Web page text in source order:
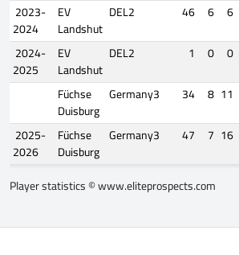
2023-
2024
EV
Landshut
DEL2 46 6 6
2024-
2025
EV
Landshut
DEL2 1 0 0
Füchse
Duisburg
Germany3 34 8 11
2025-
2026
Füchse
Duisburg
Germany3 47 7 16
Player statistics ©www.eliteprospects.com